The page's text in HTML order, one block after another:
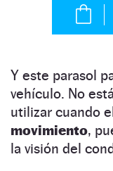
Y este parasol
vehículo. No
utilizar cuando
movimiento,
la visión del